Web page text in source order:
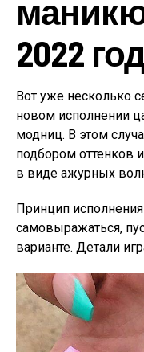
2022
Вот уже несколько
новом исполнении
модниц. В этом
подбором оттенков
в виде ажурных
Принцип
самовыражаться,
варианте. Детали